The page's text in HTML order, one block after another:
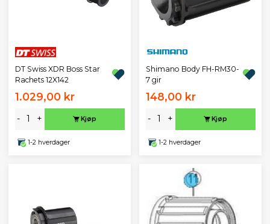
DT Swiss XDR Boss Star
Rachets 12X142
1.029,00 kr
- + Kjøp
1-2 hverdager
Shimano Body FH-RM30-
7 gir
148,00 kr
- + Kjøp
1-2 hverdager